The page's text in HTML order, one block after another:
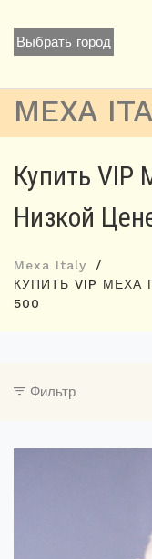
Выбрать город
MEXA
Купить VIP
Низкой
Mexa Italy
КУПИТЬ VIP
500
Фильтр